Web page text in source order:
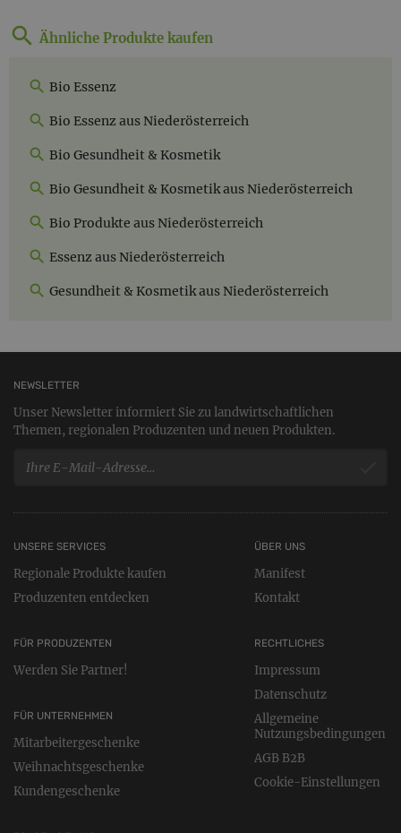
Ähnliche Produkte kaufen
Bio Essenz
Bio Essenz aus Niederösterreich
Bio Gesundheit & Kosmetik
Bio Gesundheit & Kosmetik aus Niederösterreich
Bio Produkte aus Niederösterreich
Essenz aus Niederösterreich
Gesundheit & Kosmetik aus Niederösterreich
NEWSLETTER
Unser Newsletter informiert Sie zu landwirtschaftlichen
Themen, regionalen Produzenten und neuen Produkten.
UNSERE SERVICES
Regionale Produkte kaufen
Produzenten entdecken
FÜR PRODUZENTEN
Werden Sie Partner!
FÜR UNTERNEHMEN
Mitarbeitergeschenke
Weihnachtsgeschenke
Kundengeschenke
RECHTLICHES
Impressum
Datenschutz
Allgemeine
Nutzungsbedingungen
AGB B2B
Cookie-Einstellungen
ÜBER UNS
Manifest
Kontakt